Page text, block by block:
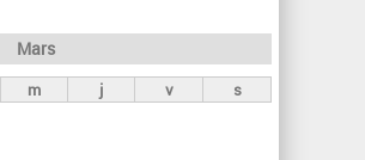
Mars
m j v s